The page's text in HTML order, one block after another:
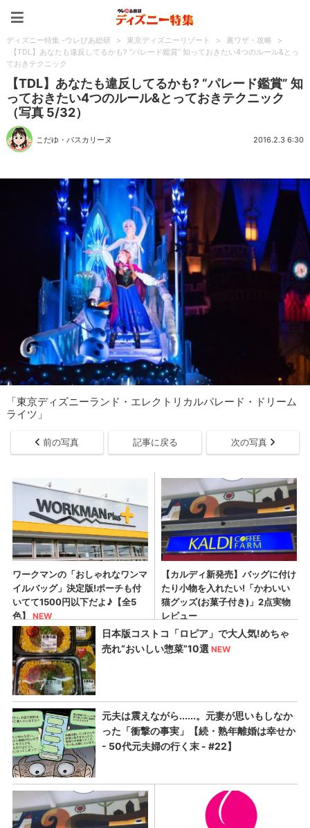
ディズニー特集 -ウレぴあ総研 > 東京ディズニーリゾート > 裏ワザ・攻略
>
【TDL】あなたも違反してるかも? “パレード鑑賞” 知っておきたい4つのルール&とっ
ておきテクニック
【TDL】あなたも違反してるかも? “パレード鑑賞” 知
っておきたい4つのルール&とっておきテクニック
（写真 5/32）
こだゆ・パスカリーヌ 2016.2.3 6:30
「東京ディズニーランド・エレクトリカルパレード・ドリーム
ライツ」
前の写真 記事に戻る 次の写真